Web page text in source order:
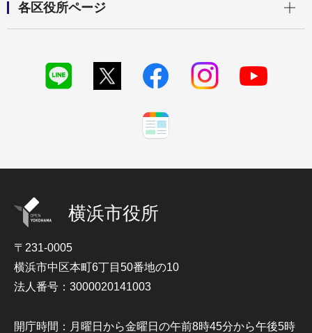
各区役所ページ
横浜市役所
〒231-0005
横浜市中区本町6丁目50番地の10
法人番号：3000020141003
開庁時間：月曜日から金曜日の午前8時45分から午後5時